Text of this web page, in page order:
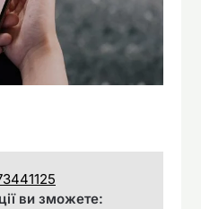
ви зможете: